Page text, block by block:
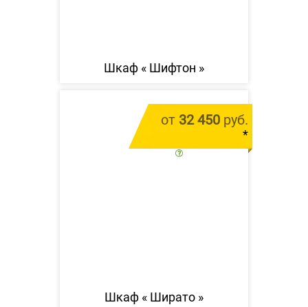
Шкаф « Шифтон »
от 32 450 руб.
*
Шкаф « Ширато »